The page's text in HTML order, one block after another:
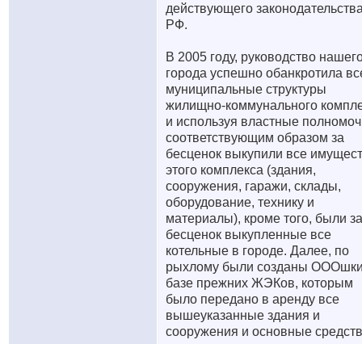
действующего
РФ.
В 2005 году, руководство
города успешно обанкротила
муниципальные структуры
жилищно-коммунального
и используя властные
соответствующим образом за
бесценок выкупили все
этого комплекса (здания,
сооружения, гаражи, склады,
оборудование, технику и
материалы), кроме того, были за
бесценок выкупленные все
котельные в городе. Далее, по
рыхлому были созданы
базе прежних ЖЭКов, которым
было передано в аренду все
вышеуказанные здания и
сооружения и основные